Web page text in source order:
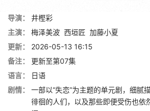
导演：
井樫彩
主演：
梅泽美波 西垣匠 加藤小夏
更新：
2026-05-13 16:15
备注：
更新至第07集
语言：
日语
剧情：
一部以“失恋”为主题的单元剧，细腻
徘徊的人们，以及那些即便受伤也依